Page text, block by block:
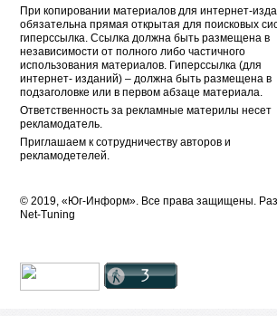
При копировании материалов для интернет-
обязательна прямая открытая для поисковых
гиперссылка. Ссылка должна быть размещена в
независимости от полного либо частичного
использования материалов. Гиперссылка (для
интернет- изданий) – должна быть размещена в
подзаголовке или в первом абзаце материала.
Ответственность за рекламные материлы несет
рекламодатель.
Приглашаем к сотрудничеству авторов и
рекламодетелей.
© 2019, «Юг-Информ». Все права защищены.
Net-Tuning